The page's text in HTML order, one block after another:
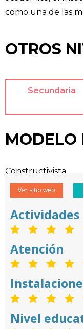
como una de las
OTROS
Secundaria
MODELO
Constructivista.
Ver sitio web
Actividades
Atención
Nivel